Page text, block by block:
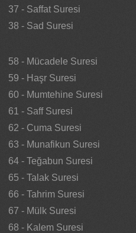
37 - Saffat Suresi
38 - Sad Suresi
58 - Mücadele Suresi
59 - Haşr Suresi
60 - Mumtehine Suresi
61 - Saff Suresi
62 - Cuma Suresi
63 - Munafikun Suresi
64 - Teğabun Suresi
65 - Talak Suresi
66 - Tahrim Suresi
67 - Mülk Suresi
68 - Kalem Suresi